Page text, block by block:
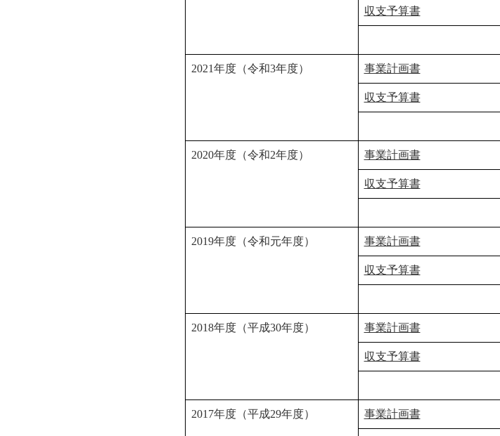
収支予算書
2021年度（令和3年度） 事業計画書
収支予算書
2020年度（令和2年度） 事業計画書
収支予算書
2019年度（令和元年度） 事業計画書
収支予算書
2018年度（平成30年度） 事業計画書
収支予算書
2017年度（平成29年度） 事業計画書